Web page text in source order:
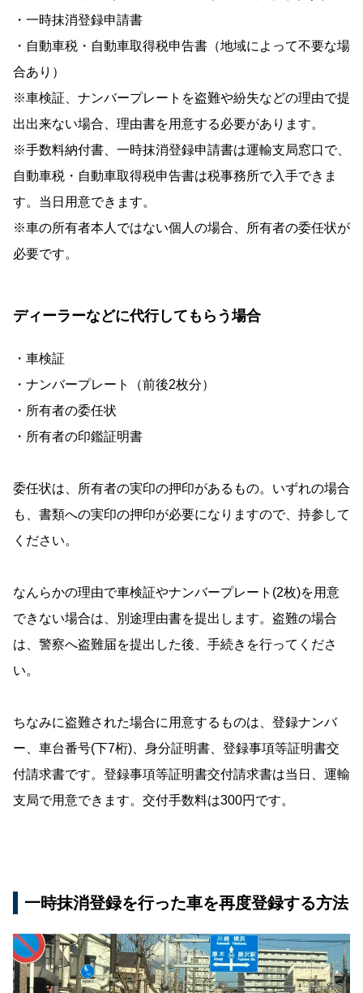
・一時抹消登録申請書
・自動車税・自動車取得税申告書（地域によって不要な場
合あり）
※車検証、ナンバープレートを盗難や紛失などの理由で提
出出来ない場合、理由書を用意する必要があります。
※手数料納付書、一時抹消登録申請書は運輸支局窓口で、
自動車税・自動車取得税申告書は税事務所で入手できま
す。当日用意できます。
※車の所有者本人ではない個人の場合、所有者の委任状が
必要です。
ディーラーなどに代行してもらう場合
・車検証
・ナンバープレート（前後2枚分）
・所有者の委任状
・所有者の印鑑証明書
委任状は、所有者の実印の押印があるもの。いずれの場合
も、書類への実印の押印が必要になりますので、持参して
ください。
なんらかの理由で車検証やナンバープレート(2枚)を用意
できない場合は、別途理由書を提出します。盗難の場合
は、警察へ盗難届を提出した後、手続きを行ってくださ
い。
ちなみに盗難された場合に用意するものは、登録ナンバ
ー、車台番号(下7桁)、身分証明書、登録事項等証明書交
付請求書です。登録事項等証明書交付請求書は当日、運輸
支局で用意できます。交付手数料は300円です。
一時抹消登録を行った車を再度登録する方法